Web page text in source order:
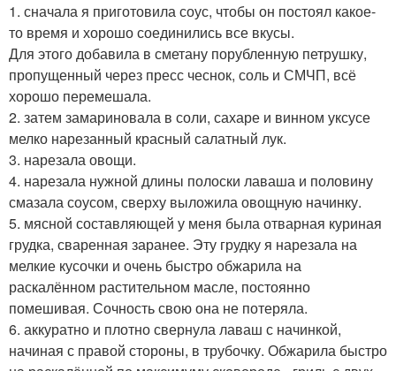
1. сначала я приготовила соус, чтобы он постоял какое-
то время и хорошо соединились все вкусы.
Для этого добавила в сметану порубленную петрушку,
пропущенный через пресс чеснок, соль и СМЧП, всё
хорошо перемешала.
2. затем замариновала в соли, сахаре и винном уксусе
мелко нарезанный красный салатный лук.
3. нарезала овощи.
4. нарезала нужной длины полоски лаваша и половину
смазала соусом, сверху выложила овощную начинку.
5. мясной составляющей у меня была отварная куриная
грудка, сваренная заранее. Эту грудку я нарезала на
мелкие кусочки и очень быстро обжарила на
раскалённом растительном масле, постоянно
помешивая. Сочность свою она не потеряла.
6. аккуратно и плотно свернула лаваш с начинкой,
начиная с правой стороны, в трубочку. Обжарила быстро